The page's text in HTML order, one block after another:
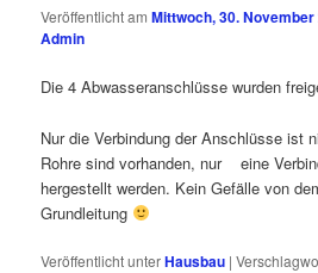
Veröffentlicht amMittwoch, 30. November
Admin
Die 4 Abwasseranschlüsse wurden
Nur die Verbindung der Anschlüsse ist
Rohre sind vorhanden, nur eine
hergestellt werden. Kein Gefälle von
Grundleitung
Veröffentlicht unterHausbau |